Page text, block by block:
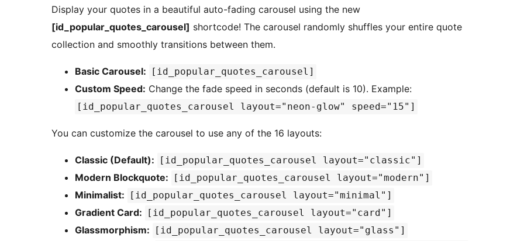
Display your quotes in a beautiful auto-fading carousel using the new
[id_popular_quotes_carousel] shortcode! The carousel randomly shuffles your entire quote
collection and smoothly transitions between them.
Basic Carousel: [id_popular_quotes_carousel]
Custom Speed: Change the fade speed in seconds (default is 10). Example:
[id_popular_quotes_carousel layout="neon-glow" speed="15"]
You can customize the carousel to use any of the 16 layouts:
Classic (Default): [id_popular_quotes_carousel layout="classic"]
Modern Blockquote: [id_popular_quotes_carousel layout="modern"]
Minimalist: [id_popular_quotes_carousel layout="minimal"]
Gradient Card: [id_popular_quotes_carousel layout="card"]
Glassmorphism: [id_popular_quotes_carousel layout="glass"]